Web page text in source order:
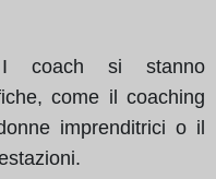
coach si stanno
come il coaching
imprenditrici o il